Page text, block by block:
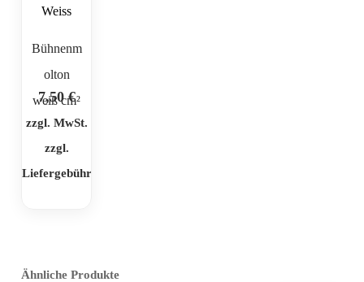
Bühnenm
olton
weiß cm²
7,50€
zzgl. MwSt.
zzgl.
Liefergebühr
Ähnliche Produkte